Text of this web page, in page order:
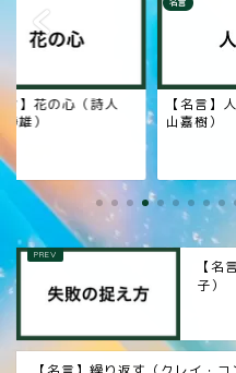
言】花の心（詩人
雄）
【名言】
山嘉樹）
【
子）